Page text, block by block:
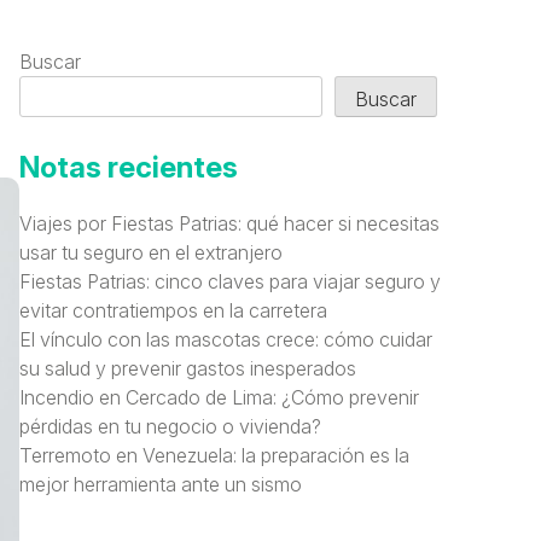
Buscar
Buscar
Notas recientes
Viajes por Fiestas Patrias: qué hacer si necesitas
usar tu seguro en el extranjero
Fiestas Patrias: cinco claves para viajar seguro y
evitar contratiempos en la carretera
El vínculo con las mascotas crece: cómo cuidar
su salud y prevenir gastos inesperados
Incendio en Cercado de Lima: ¿Cómo prevenir
pérdidas en tu negocio o vivienda?
Terremoto en Venezuela: la preparación es la
mejor herramienta ante un sismo